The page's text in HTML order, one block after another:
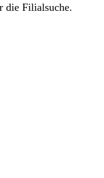
die Filialsuche.